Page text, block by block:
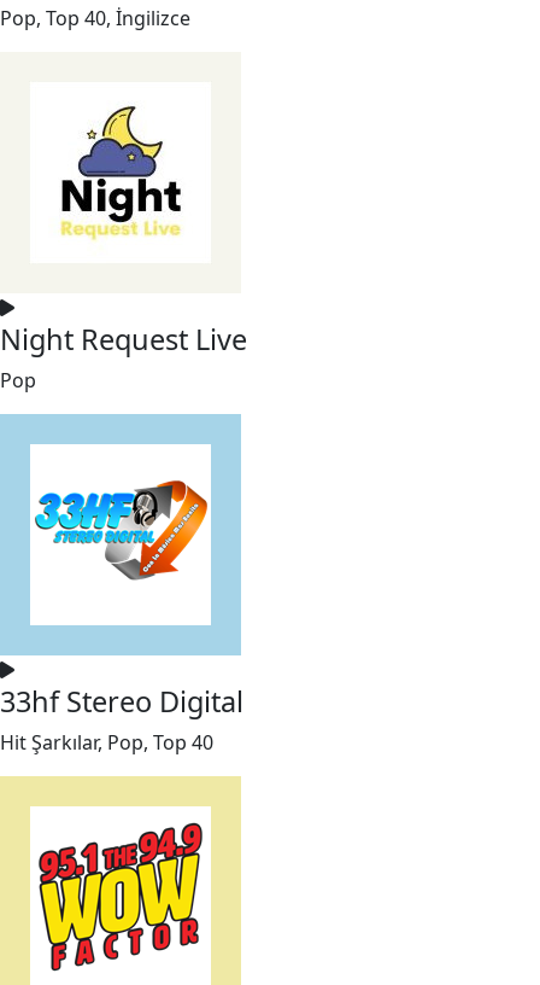
Pop, Top 40, İngilizce
Night Request Live
Pop
33hf Stereo Digital
Hit Şarkılar, Pop, Top 40